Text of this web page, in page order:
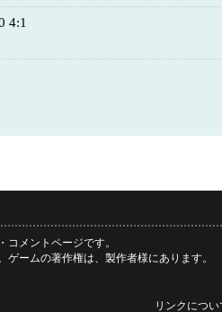
4:1
コメントページです。
ームの著作権は、製作者様にあります。
リンクについ